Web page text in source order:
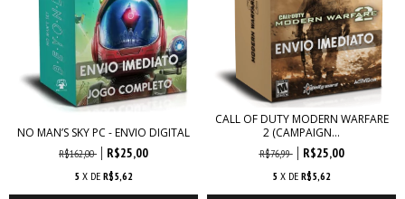
NO MAN’S SKY PC - ENVIO DIGITAL
R$162,00 R$25,00
5 X DE R$5,62
CALL OF DUTY MODERN WARFARE
2 (CAMPAIGN...
R$76,99 R$25,00
5 X DE R$5,62